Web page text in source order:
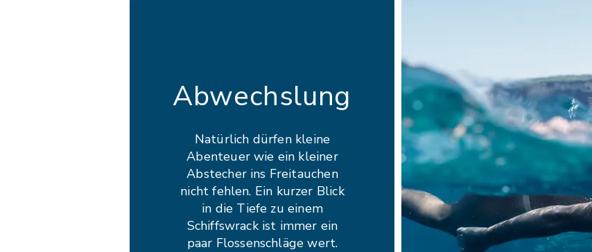
Abwechslung
Natürlich dürfen kleine
Abenteuer wie ein kleiner
Abstecher ins Freitauchen
nicht fehlen. Ein kurzer Blick
in die Tiefe zu einem
Schiffswrack ist immer ein
paar Flossenschläge wert.